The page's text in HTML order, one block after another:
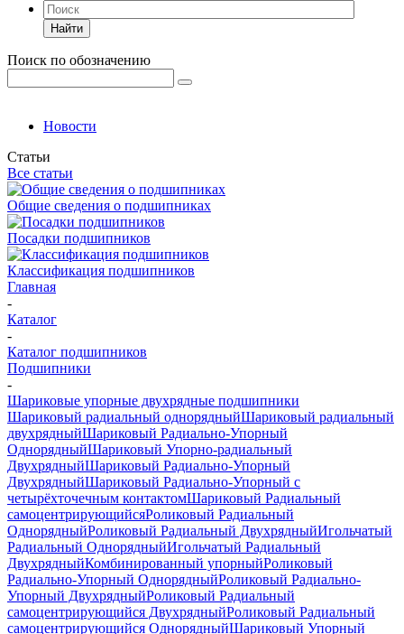
Найти
Поиск по обозначению
Новости
Статьи
Все статьи
Общие сведения о подшипниках
Посадки подшипников
Классификация подшипников
Главная
-
Каталог
-
Каталог подшипников
Подшипники
-
Шариковые упорные двухрядные подшипники
Шариковый радиальный однорядныйШариковый радиальный
двухрядныйШариковый Радиально-Упорный
ОднорядныйШариковый Упорно-радиальный
ДвухрядныйШариковый Радиально-Упорный
ДвухрядныйШариковый Радиально-Упорный с
четырёхточечным контактомШариковый Радиальный
самоцентрирующийсяРоликовый Радиальный
ОднорядныйРоликовый Радиальный ДвухрядныйИгольчатый
Радиальный ОднорядныйИгольчатый Радиальный
ДвухрядныйКомбинированный упорныйРоликовый
Радиально-Упорный ОднорядныйРоликовый Радиально-
Упорный ДвухрядныйРоликовый Радиальный
самоцентрирующийся ДвухрядныйРоликовый Радиальный
самоцентрирующийся ОднорядныйШариковый Упорный